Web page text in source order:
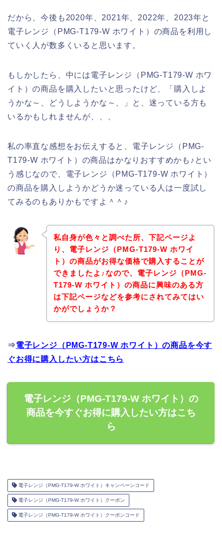
だから、今後も2020年、2021年、2022年、2023年と
電子レンジ（PMG-T179-W ホワイト）の商品を利用し
ていく人が数多くいると思います。
もしかしたら、中には電子レンジ（PMG-T179-W ホワ
イト）の商品を購入したいと思ったけど、「購入しよ
うかな～、どうしようかな～、」と、迷っている方も
いるかもしれませんが、、、
私の率直な感想をお伝えすると、電子レンジ（PMG-
T179-W ホワイト）の商品はかなりおすすめかも♪とい
う感じなので、電子レンジ（PMG-T179-W ホワイト）
の商品を購入しようかどうか迷っている人は一度試し
てみるのもありかもですよ＾＾♪
私自身が色々と調べた所、下記ページよ
り、電子レンジ（PMG-T179-W ホワイ
ト）の商品がお得な価格で購入することが
できましたよ♪なので、電子レンジ（PMG-
T179-W ホワイト）の商品に興味のある方
は下記ページなどを参考にされてみてはい
かがでしょうか？
⇒電子レンジ（PMG-T179-W ホワイト）の商品を今す
ぐお得に購入したい方はこちら
電子レンジ（PMG-T179-W ホワイト）の
商品を今すぐお得に購入したい方はこち
ら
電子レンジ（PMG-T179-W ホワイト）キャンペーンコード
電子レンジ（PMG-T179-W ホワイト）クーポン
電子レンジ（PMG-T179-W ホワイト）クーポンコード